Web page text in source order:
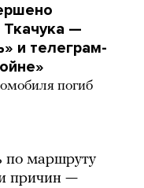
—
и телеграм-
погиб
по маршруту
причин —